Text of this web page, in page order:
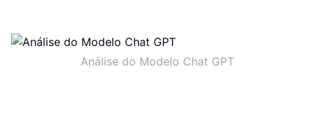
Análise do Modelo Chat GPT